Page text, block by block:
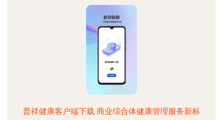
普祥健康客户端下载 商业综合体健康管理服务新标